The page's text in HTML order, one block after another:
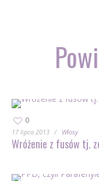
0
17 lipca 2013 Włosy
Wróżenie z fusów tj.